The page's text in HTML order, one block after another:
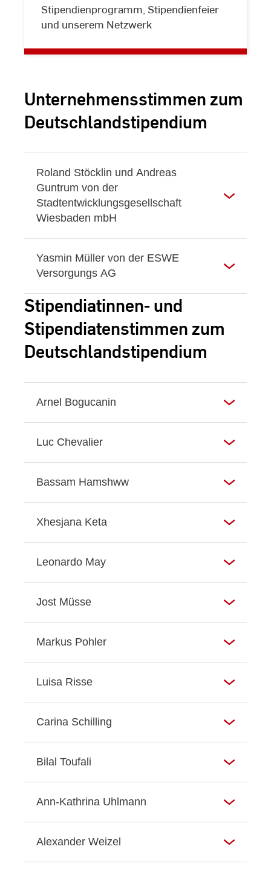
Stipendienprogramm, Stipendienfeier
und unserem Netzwerk
Unternehmensstimmen zum
Deutschlandstipendium
Roland Stöcklin und Andreas
Guntrum von der
Stadtentwicklungsgesellschaft
Wiesbaden mbH
Yasmin Müller von der ESWE
Versorgungs AG
Stipendiatinnen- und
Stipendiatenstimmen zum
Deutschlandstipendium
Arnel Bogucanin
Luc Chevalier
Bassam Hamshww
Xhesjana Keta
Leonardo May
Jost Müsse
Markus Pohler
Luisa Risse
Carina Schilling
Bilal Toufali
Ann-Kathrina Uhlmann
Alexander Weizel